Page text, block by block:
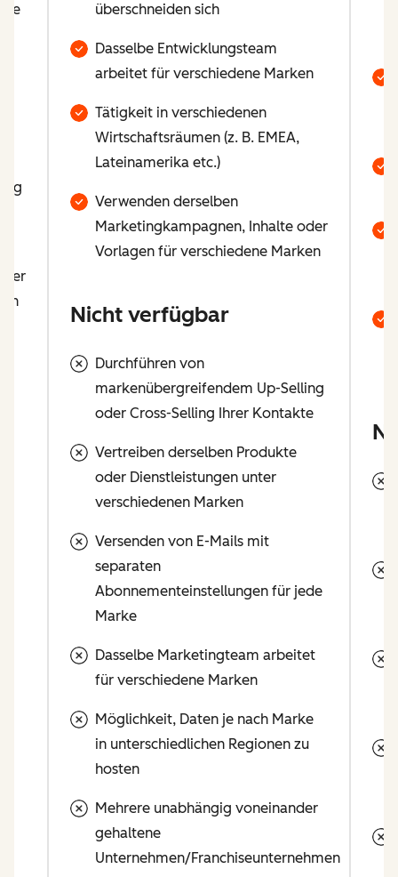
überschneiden sich
Dasselbe Entwicklungsteam
arbeitet für verschiedene Marken
Tätigkeit in verschiedenen
Wirtschaftsräumen (z. B. EMEA,
Lateinamerika etc.)
Verwenden derselben
Marketingkampagnen, Inhalte oder
Vorlagen für verschiedene Marken
Nicht verfügbar
Durchführen von
markenübergreifendem Up-Selling
oder Cross-Selling Ihrer Kontakte
Vertreiben derselben Produkte
oder Dienstleistungen unter
verschiedenen Marken
Versenden von E-Mails mit
separaten
Abonnementeinstellungen für jede
Marke
Dasselbe Marketingteam arbeitet
für verschiedene Marken
Möglichkeit, Daten je nach Marke
in unterschiedlichen Regionen zu
hosten
Mehrere unabhängig voneinander
gehaltene
Unternehmen/Franchiseunternehmen